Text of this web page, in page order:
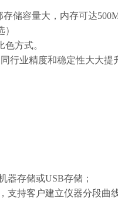
储容量大，内存可达500M
方式。
行业精度和稳定性大大提
器存储或USB存储；
持客户建立仪器分段曲